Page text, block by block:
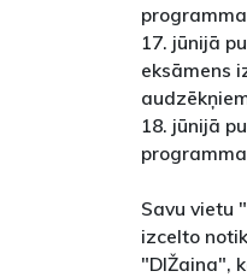
17. jūnijā
eksāmens
18. jūnijā
Savu vietu
izcelto
"DIŽaina",